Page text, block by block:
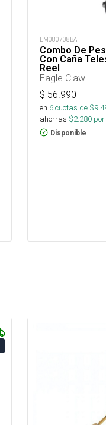
LM080708BA
Combo De
Con Caña
Reel
Eagle Claw
$ 56.990
en 6cuotas de $
ahorras $2.280
Disponible